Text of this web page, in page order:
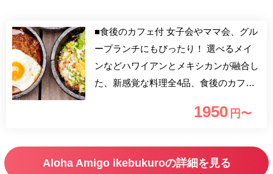
■食後のカフェ付 女子会やママ会、グル
ープランチにもぴったり！ 選べるメイ
ンなどハワイアンとメキシカンが融合し
た、新感覚な料理全4品、食後のカフェ
報～ 東京メトロ丸ノ内線・有楽町線・
1950 円〜
Aloha Amigo ikebukuroの詳細を見る